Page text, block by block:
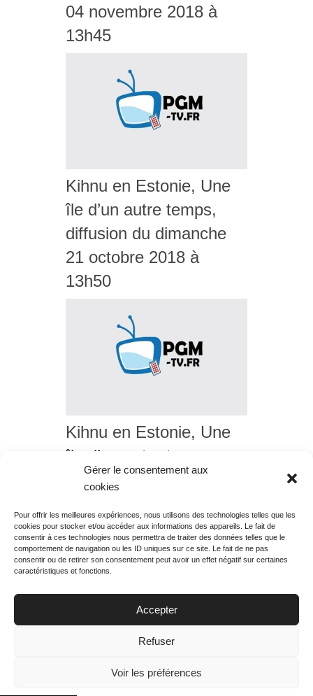
Gérer le consentement aux
cookies
Pour offrir les meilleures expériences, nous utilisons des technologies telles que les
cookies pour stocker et/ou accéder aux informations des appareils. Le fait de
consentir à ces technologies nous permettra de traiter des données telles que le
comportement de navigation ou les ID uniques sur ce site. Le fait de ne pas
consentir ou de retirer son consentement peut avoir un effet négatif sur certaines
caractéristiques et fonctions.
Accepter
Refuser
Voir les préférences
04 novembre 2018 à
13h45
Kihnu en Estonie, Une
île d’un autre temps,
diffusion du dimanche
21 octobre 2018 à
13h50
Kihnu en Estonie, Une
île d’un autre temps,
diffusion du samedi 20
Rechercher votre
programme
Votre soirée :